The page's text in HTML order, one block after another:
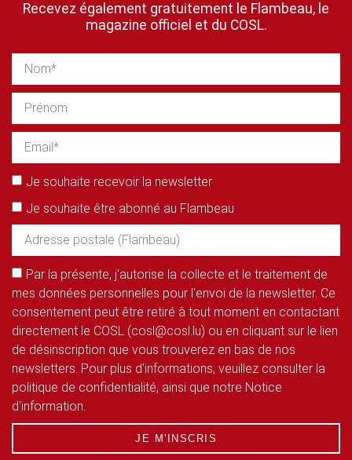
Recevez également gratuitement le Flambeau, le
magazine officiel et du COSL.
Je souhaite recevoir la newsletter
Je souhaite être abonné au Flambeau
Par la présente, j'autorise la collecte et le traitement de
mes données personnelles pour l'envoi de la newsletter. Ce
consentement peut être retiré à tout moment en contactant
directement le COSL (cosl@cosl.lu) ou en cliquant sur le lien
de désinscription que vous trouverez en bas de nos
newsletters. Pour plus d'informations, veuillez consulter la
politique de confidentialité, ainsi que notre Notice
d'information.
JE M'INSCRIS